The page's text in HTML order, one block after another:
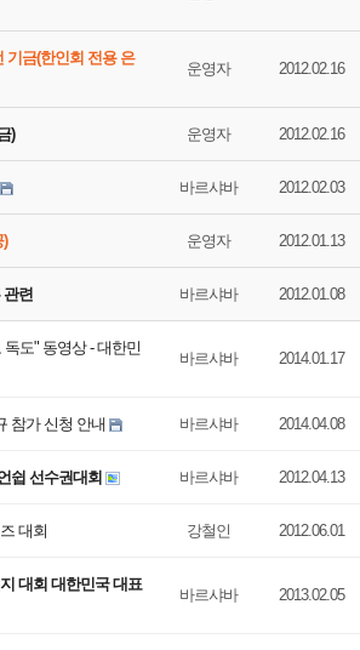
기금(한인회 전용 은
운영자 2012.02.16
) 운영자 2012.02.16
바르샤바 2012.02.03
) 운영자 2012.01.13
관련 바르샤바 2012.01.08
도" 동영상 - 대한민
바르샤바 2014.01.17
참가 신청 안내 바르샤바 2014.04.08
쉽 선수권대회 바르샤바 2012.04.13
대회 강철인 2012.06.01
대회 대한민국 대표
바르샤바 2013.02.05